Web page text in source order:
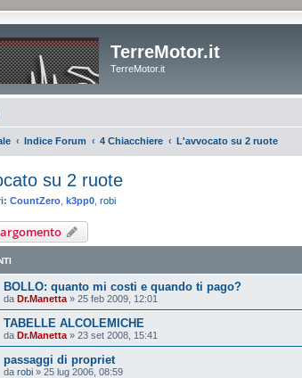
TerreMotor.it
TerreMotor.it
Indice Forum 4 Chiacchiere L'avvocato su 2 ruote
su 2 ruote
CountZero k3pp0 robi
BOLLO: quanto mi costi e quando ti pago?
da Dr.Manetta » 25 feb 2009, 12:01
TABELLE ALCOLEMICHE
da Dr.Manetta » 23 set 2008, 15:41
passaggi di propriet
da robi » 25 lug 2006, 08:59